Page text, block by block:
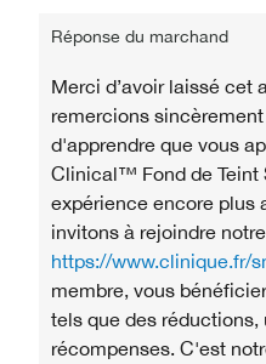
Réponse du marchand
Merci d’avoir laissé cet
remercions
d'apprendre que vous
Clinical™ Fond de Teint
expérience encore plus
invitons à rejoindre
https://www.clinique.fr/
membre, vous
tels que des
récompenses. C'est